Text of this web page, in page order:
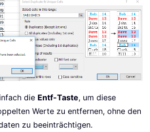
die Entf-Taste, um diese
Werte zu entfernen, ohne den
zu beeinträchtigen.